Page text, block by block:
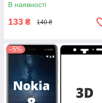
В наявності
133 ₴ 140 ₴
–5%